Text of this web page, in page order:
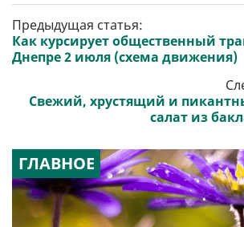
Предыдущая статья:
Как курсирует общественный
Днепре 2 июля (схема движения)
Свежий, хрустящий и
салат из
ГЛАВНОЕ